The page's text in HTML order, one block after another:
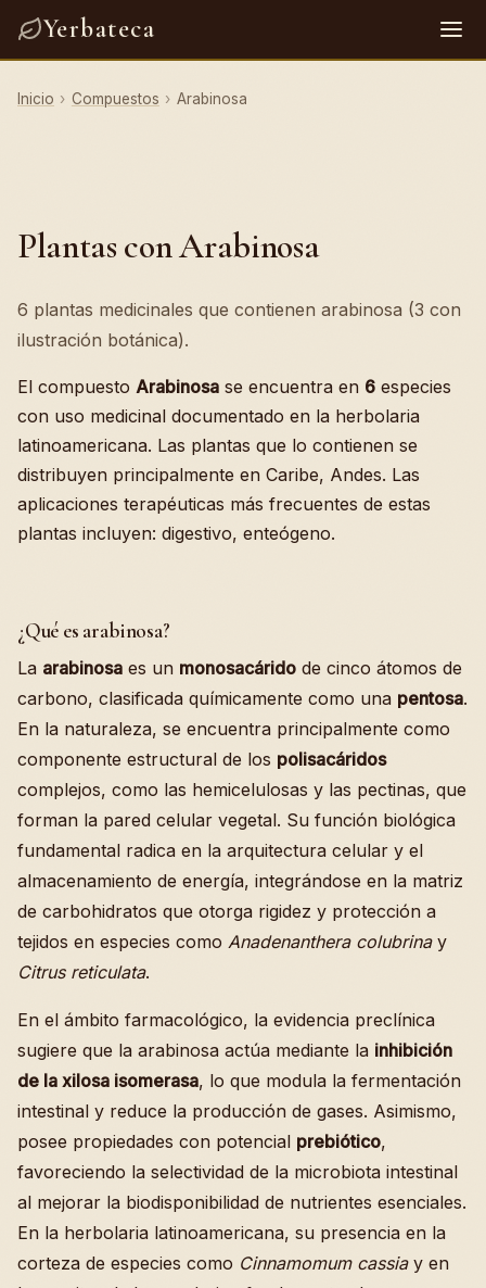
Yerbateca
Inicio › Compuestos › Arabinosa
Plantas con Arabinosa
6 plantas medicinales que contienen arabinosa (3 con
ilustración botánica).
El compuesto Arabinosa se encuentra en 6 especies
con uso medicinal documentado en la herbolaria
latinoamericana. Las plantas que lo contienen se
distribuyen principalmente en Caribe, Andes. Las
aplicaciones terapéuticas más frecuentes de estas
plantas incluyen: digestivo, enteógeno.
¿Qué es arabinosa?
La arabinosa es un monosacárido de cinco átomos de
carbono, clasificada químicamente como una pentosa.
En la naturaleza, se encuentra principalmente como
componente estructural de los polisacáridos
complejos, como las hemicelulosas y las pectinas, que
forman la pared celular vegetal. Su función biológica
fundamental radica en la arquitectura celular y el
almacenamiento de energía, integrándose en la matriz
de carbohidratos que otorga rigidez y protección a
tejidos en especies como Anadenanthera colubrinay
Citrus reticulata.
En el ámbito farmacológico, la evidencia preclínica
sugiere que la arabinosa actúa mediante la inhibición
de la xilosa isomerasa, lo que modula la fermentación
intestinal y reduce la producción de gases. Asimismo,
posee propiedades con potencial prebiótico,
favoreciendo la selectividad de la microbiota intestinal
al mejorar la biodisponibilidad de nutrientes esenciales.
En la herbolaria latinoamericana, su presencia en la
corteza de especies como Cinnamomum cassiay en